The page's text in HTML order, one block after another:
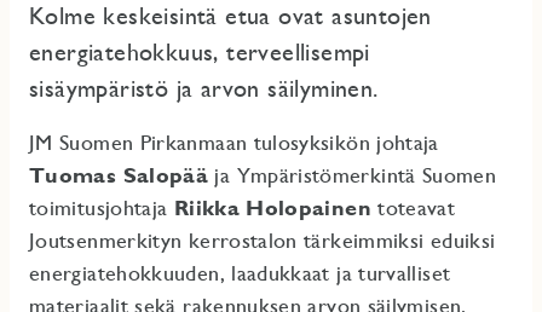
Kolme keskeisintä etua ovat asuntojen
energiatehokkuus, terveellisempi
sisäympäristö ja arvon säilyminen.
JM Suomen Pirkanmaan tulosyksikön johtaja
Tuomas Salopää ja Ympäristömerkintä Suomen
toimitusjohtaja Riikka Holopainen toteavat
Joutsenmerkityn kerrostalon tärkeimmiksi eduiksi
energiatehokkuuden, laadukkaat ja turvalliset
materiaalit sekä rakennuksen arvon säilymisen.